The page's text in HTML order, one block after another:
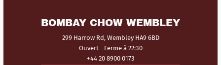
BOMBAY CHOW WEMBLEY
299 Harrow Rd, Wembley HA9 6BD
Ouvert - Ferme à 22:30
+44 20 8900 0173